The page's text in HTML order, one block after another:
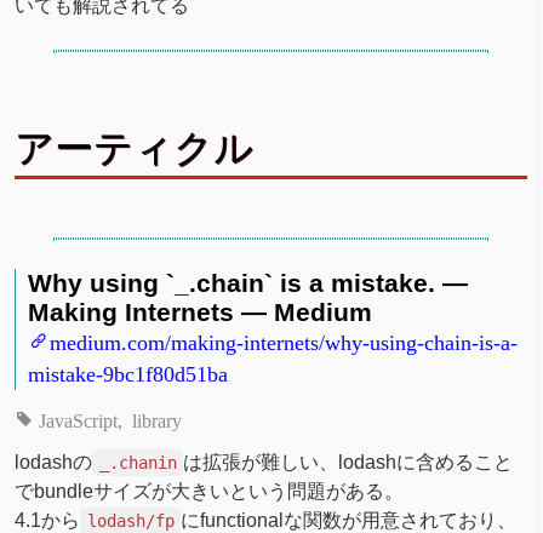
いても解説されてる
アーティクル
Why using `_.chain` is a mistake. —
Making Internets — Medium
medium.com/making-internets/why-using-chain-is-a-
mistake-9bc1f80d51ba
JavaScript library
lodashの _.chanin は拡張が難しい、lodashに含めること
でbundleサイズが大きいという問題がある。
4.1から lodash/fp にfunctionalな関数が用意されており、